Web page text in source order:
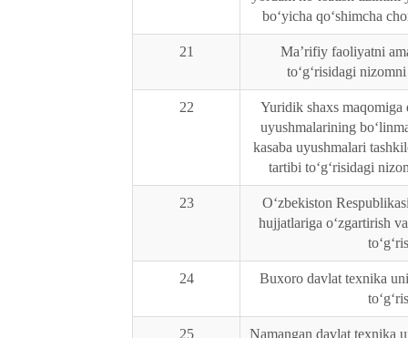
bo‘yicha qo‘shimcha
21
Maʼrifiy faoliyatni
toʻgʻrisidagi
22
Yuridik shaxs maqomiga
uyushmalarining
kasaba uyushmalari
tartibi toʻgʻrisidagi
23
Oʻzbekiston
hujjatlariga oʻzgartirish
24
Buxoro davlat texnika
25 Namangan davlat texnika